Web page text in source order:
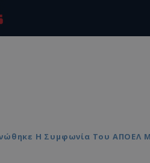
Η Συμφωνία Του ΑΠΟΕΛ